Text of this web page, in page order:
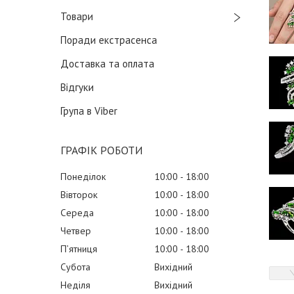
Товари
Поради екстрасенса
Доставка та оплата
Відгуки
Група в Viber
ГРАФІК РОБОТИ
Понеділок 10:00
18:00
Вівторок
10:00
18:00
Середа
10:00
18:00
Четвер
10:00
18:00
Пʼятниця
10:00
18:00
Субота
Вихідний
Неділя
Вихідний